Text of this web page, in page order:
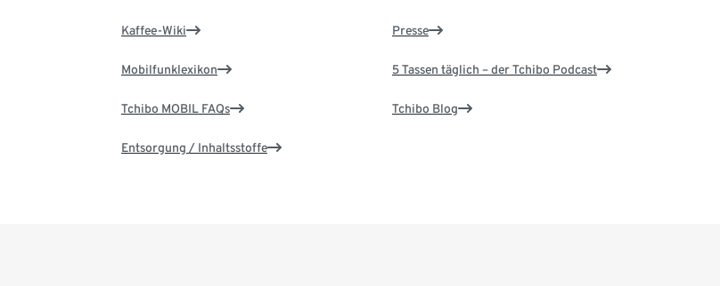
Kaffee-Wiki
Mobilfunklexikon
Tchibo MOBIL FAQs
Entsorgung / Inhaltsstoffe
Presse
5 Tassen täglich – der Tchibo Podcast
Tchibo Blog